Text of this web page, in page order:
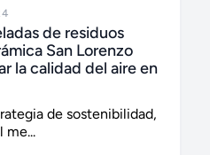
de residuos
San Lorenzo
la calidad del aire en
de sostenibilidad,
me...